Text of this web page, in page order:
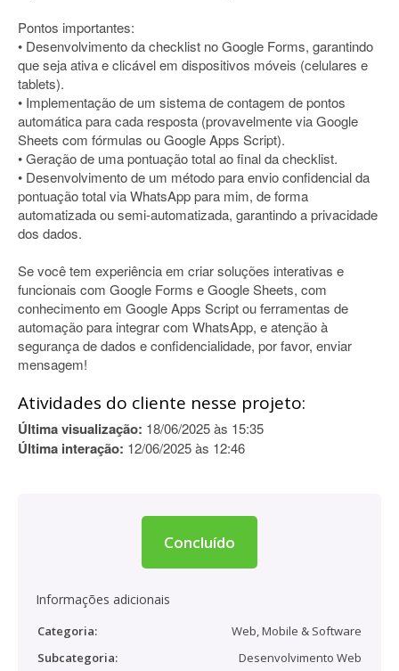
Pontos importantes:
• Desenvolvimento da checklist no Google Forms, garantindo
que seja ativa e clicável em dispositivos móveis (celulares e
tablets).
• Implementação de um sistema de contagem de pontos
automática para cada resposta (provavelmente via Google
Sheets com fórmulas ou Google Apps Script).
• Geração de uma pontuação total ao final da checklist.
• Desenvolvimento de um método para envio confidencial da
pontuação total via WhatsApp para mim, de forma
automatizada ou semi-automatizada, garantindo a privacidade
dos dados.
Se você tem experiência em criar soluções interativas e
funcionais com Google Forms e Google Sheets, com
conhecimento em Google Apps Script ou ferramentas de
automação para integrar com WhatsApp, e atenção à
segurança de dados e confidencialidade, por favor, enviar
mensagem!
Atividades do cliente nesse projeto:
Última visualização: 18/06/2025 às 15:35
Última interação: 12/06/2025 às 12:46
Concluído
Informações adicionais
Categoria:
Web, Mobile & Software
Subcategoria:
Desenvolvimento Web